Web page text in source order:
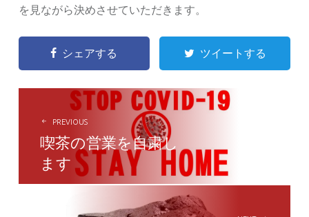
を見ながら決めさせていただきます。
シェアする ツイートする
NAVIGATION
PREVIOUS
喫茶の営業を自粛し
ます